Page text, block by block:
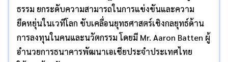
ธรรม ยกระดับความสามารถในการแข่งขันและความ
ยืดหยุ่นในเวทีโลก ขับเคลื่อนยุทธศาสตร์เชิงกลยุทธ์ด้าน
การลงทุนในคนและนวัตกรรม โดยมี Mr. Aaron Batten ผู้
อำนวยการธนาคารพัฒนาเอเชียประจำประเทศไทย